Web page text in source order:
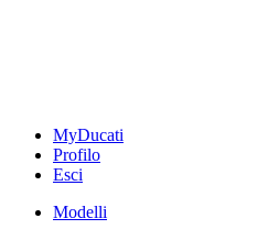
MyDucati
Profilo
Esci
Modelli